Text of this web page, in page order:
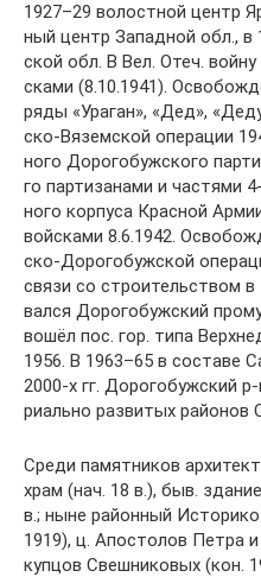
1927–29 волостной центр
ный центр За­пад­ной обл.,
ской обл. В Вел. Отеч.
ска­ми (8.10.1941).
ря­ды «Ура­ган», «Дед»,
ско-Вя­зем­ской опе­ра­ции
но­го До­ро­го­буж­ско­го
го пар­ти­за­на­ми и час­тя­ми
но­го кор­пу­са Крас­ной
вой­ска­ми 8.6.1942.
ско-До­ро­го­буж­ской
свя­зи со строи­тель­ст­вом
вал­ся До­ро­го­буж­ский
во­шёл пос. гор. ти­па
1956. В 1963–65 в составе
2000-х гг. До­ро­го­буж­ский
ри­аль­но раз­ви­тых рай­онов
Сре­ди па­мят­ни­ков
храм (нач. 18 в.), быв.
в.; ны­не рай­он­ный
1919), ц. Апо­сто­лов Пет­ра
куп­цов Свеш­ни­ко­вых (кон.